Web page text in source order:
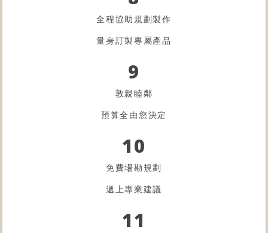
全程協助規劃製作
量身訂製專屬產品
9
敦親睦鄰
預算全由您決定
10
免費場勘規劃
遞上專業建議
11